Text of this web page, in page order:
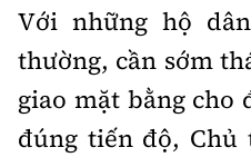
Với những hộ
thường, cần sớm
giao mặt bằng cho
đúng tiến độ, Chủ